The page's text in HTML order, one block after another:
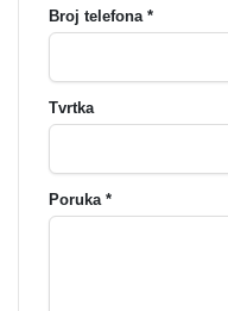
Broj telefona *
Tvrtka
Poruka *